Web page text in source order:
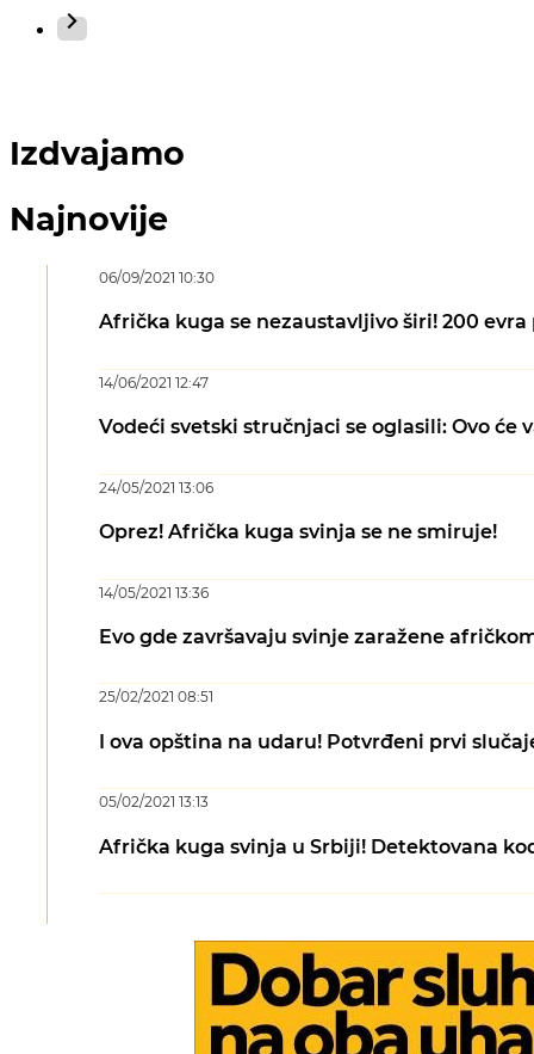
Izdvajamo
Najnovije
Afrička kuga se nezaustavljivo širi! 200
06/09/2021 10:30
Vodeći svetski stručnjaci se oglasili: Ovo
14/06/2021 12:47
Oprez! Afrička kuga svinja se ne smiruje!
24/05/2021 13:06
Evo gde završavaju svinje zaražene
14/05/2021 13:36
I ova opština na udaru! Potvrđeni prvi
25/02/2021 08:51
Afrička kuga svinja u Srbiji! Detektovana
05/02/2021 13:13